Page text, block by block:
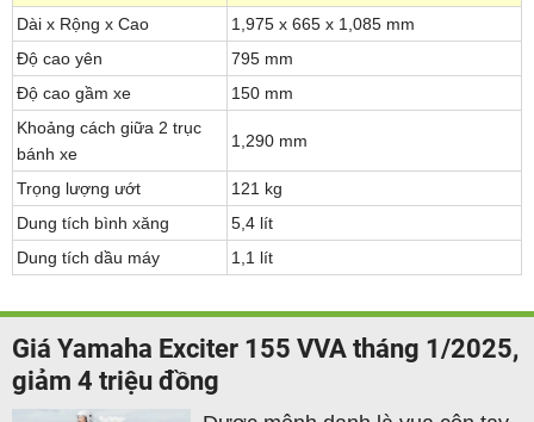
Dài x Rộng x Cao
1,975 x 665 x 1,085 mm
Độ cao yên
795 mm
Độ cao gầm xe
150 mm
Khoảng cách giữa 2 trục
bánh xe
1,290 mm
Trọng lượng ướt
121 kg
Dung tích bình xăng
5,4 lít
Dung tích dầu máy
1,1 lít
Giá Yamaha Exciter 155 VVA tháng 1/2025,
giảm 4 triệu đồng